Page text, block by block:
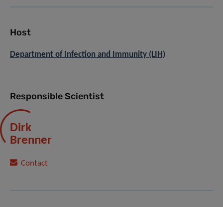
Host
Department of Infection and Immunity (LIH)
Responsible Scientist
Dirk
Brenner
Contact